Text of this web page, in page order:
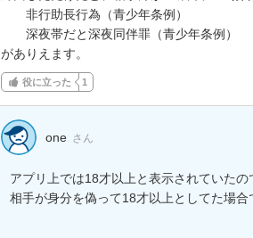
非行助長行為（青少年条例）
深夜帯だと深夜同伴罪（青少年条例）
がありえます。
役に立った 1
one さん
アプリ上では18才以上と表示されていたの
相手が身分を偽って18才以上としてた場